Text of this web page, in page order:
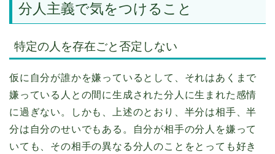
分人主義で気をつけること
特定の人を存在ごと否定しない
仮に自分が誰かを嫌っているとして、それはあくまで
嫌っている人との間に生成された分人に生まれた感情
に過ぎない。しかも、上述のとおり、半分は相手、半
分は自分のせいでもある。自分が相手の分人を嫌って
いても、その相手の異なる分人のことをとっても好き